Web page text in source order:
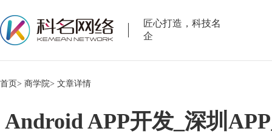
匠心打造，科技名
企
首页> 商学院> 文章详情
Android APP开发_深圳